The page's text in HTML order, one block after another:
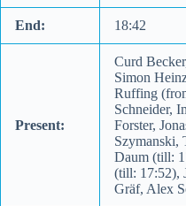
End: 18:42
Present:
Curd
Simon
Ruffing
Schneider,
Forster,
Szymanski,
Daum (till:
(till: 17:52),
Gräf, Alex